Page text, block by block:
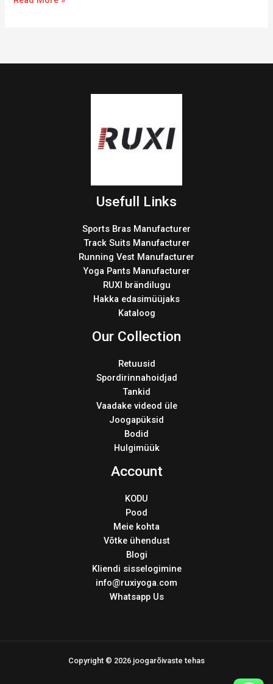
Usefull Links
Sports Bras Manufacturer
Track Suits Manufacturer
Running Vest Manufacturer
Yoga Pants Manufacturer
RUXI brändilugu
Hakka edasimüüjaks
Kataloog
Our Collection
Retuusid
Spordirinnahoidjad
Tankid
Vaadake videod üle
Joogapüksid
Bodid
Hulgimüük
Account
KODU
Pood
Meie kohta
Võtke ühendust
Blogi
Kliendi sisselogimine
info@ruxiyoga.com
Whatsapp Us
Copyright © 2026 joogarõivaste tehas